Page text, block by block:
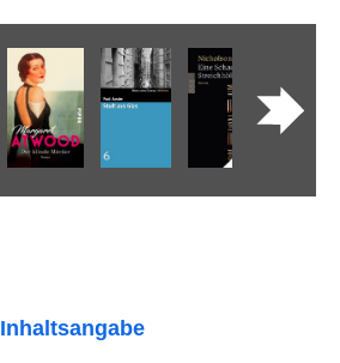
Inhaltsangabe